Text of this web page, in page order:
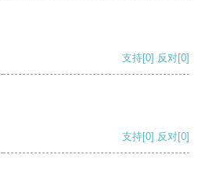
支持[0] 反对[0]
支持[0] 反对[0]